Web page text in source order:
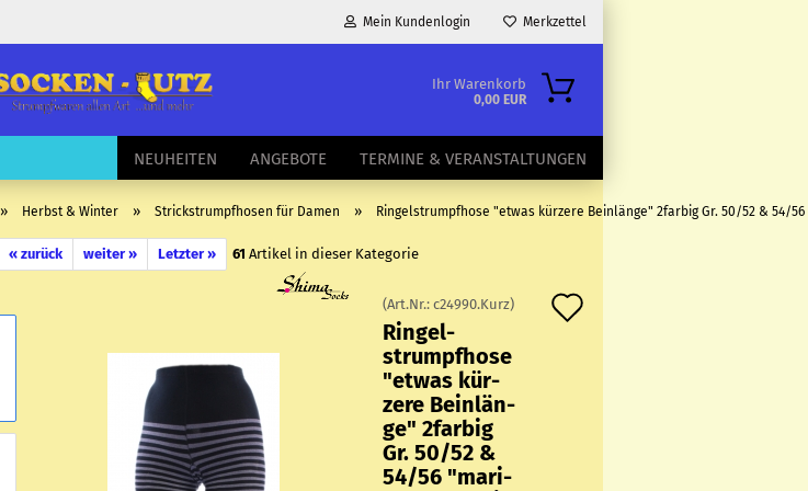
Mein Kundenlogin
Passwort
Merkzettel
Ihr Warenkorb
0,00 EUR
NEUHEITEN ANGEBOTE TERMINE & VERANSTALTUNGEN
» Herbst & Winter » Strickstrumpfhosen für Damen » Ringelstrumpfhose "etwas kürzere Beinlänge" 2farbig Gr. 50/52 & 54/
« zurück weiter » Letzter » 61 Artikel in dieser Kategorie
(Art.Nr.:c24990.Kurz)
Rin­gel­
strumpf­ho­se
"etwas kür­
ze­re Bein­län­
ge" 2farbig
Gr. 50/52 &
54/56 "ma­ri­